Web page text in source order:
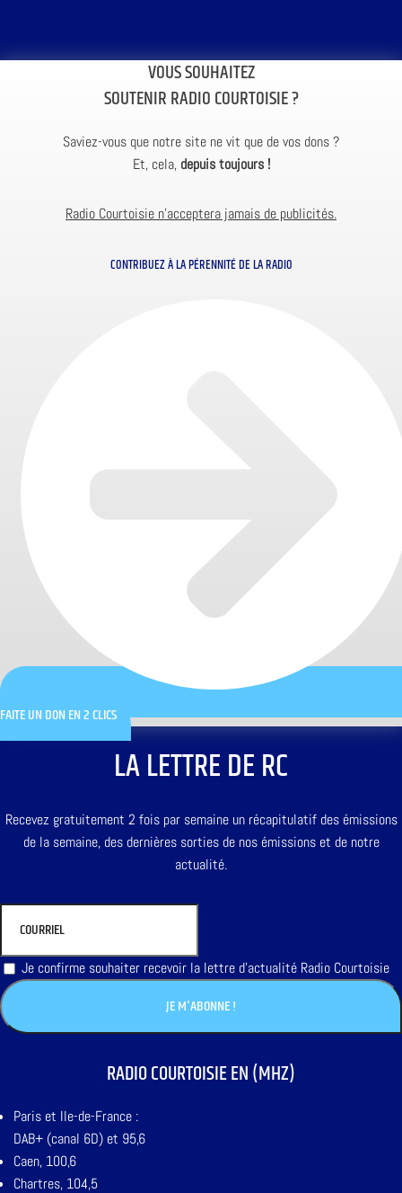
VOUS SOUHAITEZ
SOUTENIR RADIO COURTOISIE ?
Saviez-vous que notre site ne vit que de vos dons ?
Et, cela, depuis toujours !
Radio Courtoisie n’acceptera jamais de publicités.
CONTRIBUEZ À LA PÉRENNITÉ DE LA RADIO
FAITE UN DON EN 2 CLICS
LA LETTRE DE RC
Recevez gratuitement 2 fois par semaine un récapitulatif des émissions
de la semaine, des dernières sorties de nos émissions et de notre
actualité.
Je confirme souhaiter recevoir la lettre d'actualité Radio Courtoisie
RADIO COURTOISIE EN (MHZ)
Paris et Ile-de-France :
DAB+ (canal 6D) et 95,6
Caen, 100,6
Chartres, 104,5